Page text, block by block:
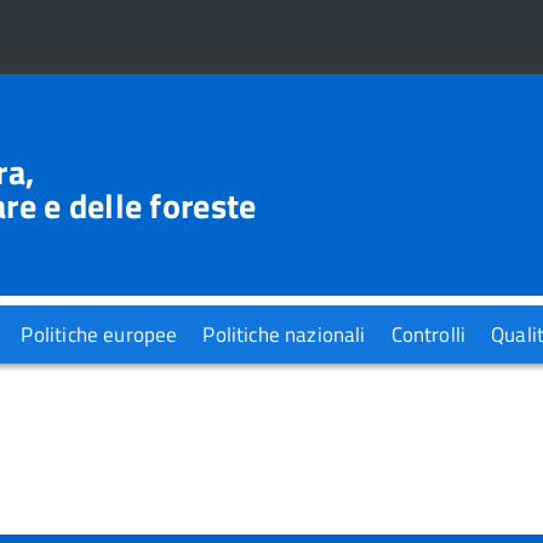
e delle foreste
Politiche europee Politiche nazionali Controlli